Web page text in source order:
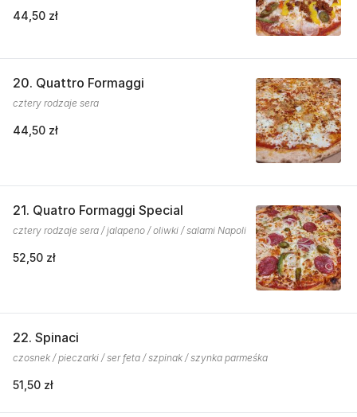
44,50 zł
20. Quattro Formaggi
cztery rodzaje sera
44,50 zł
21. Quatro Formaggi Special
cztery rodzaje sera / jalapeno / oliwki / salami Napoli
52,50 zł
22. Spinaci
czosnek / pieczarki / ser feta / szpinak / szynka parmeśka
51,50 zł